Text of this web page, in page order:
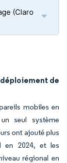
(Claro
de
mobiles en
seul système
ont ajouté plus
en 2024, et les
régional en